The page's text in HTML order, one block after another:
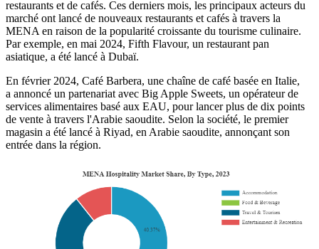
restaurants et de cafés. Ces derniers mois, les principaux acteurs du
marché ont lancé de nouveaux restaurants et cafés à travers la
MENA en raison de la popularité croissante du tourisme culinaire.
Par exemple, en mai 2024, Fifth Flavour, un restaurant pan
asiatique, a été lancé à Dubaï.
En février 2024, Café Barbera, une chaîne de café basée en Italie,
a annoncé un partenariat avec Big Apple Sweets, un opérateur de
services alimentaires basé aux EAU, pour lancer plus de dix points
de vente à travers l'Arabie saoudite. Selon la société, le premier
magasin a été lancé à Riyad, en Arabie saoudite, annonçant son
entrée dans la région.